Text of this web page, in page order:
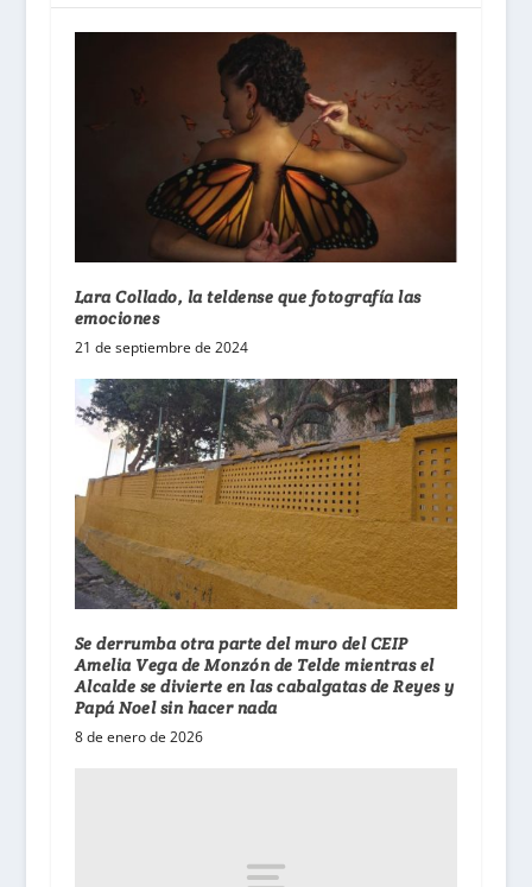
Lara Collado, la teldense que fotografía las
emociones
21 de septiembre de 2024
Se derrumba otra parte del muro del CEIP
Amelia Vega de Monzón de Telde mientras el
Alcalde se divierte en las cabalgatas de Reyes y
Papá Noel sin hacer nada
8 de enero de 2026